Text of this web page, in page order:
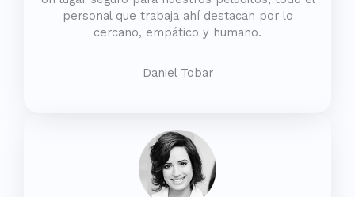
personal que trabaja ahí destacan por lo
cercano, empático y humano.
Daniel Tobar